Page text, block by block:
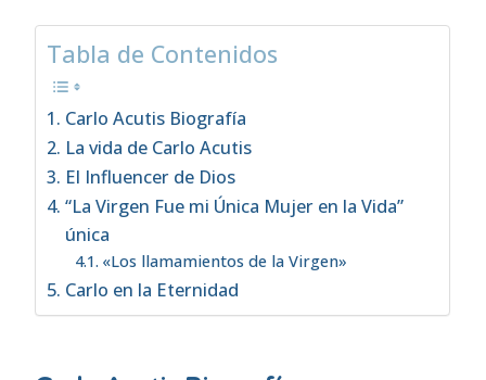
Tabla de Contenidos
Carlo Acutis Biografía
La vida de Carlo Acutis
El Influencer de Dios
“La Virgen Fue mi Única Mujer en la Vida”
única
«Los llamamientos de la Virgen»
Carlo en la Eternidad